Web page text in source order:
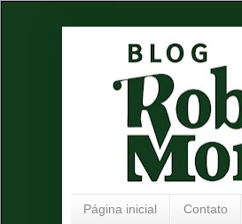
Página inicial Contato